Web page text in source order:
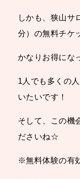
しかも、狭山サ
分）の無料チケ
かなりお得にな
1人でも多くの
いたいです！
そして、この機
ださいね☆
※無料体験の有